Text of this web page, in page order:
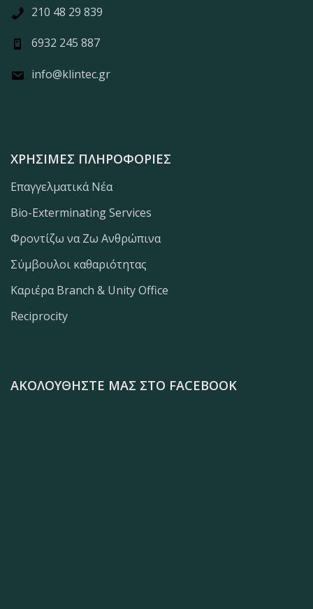
210 48 29 839
6932 245 887
info@klintec.gr
ΧΡΉΣΙΜΕΣ ΠΛΗΡΟΦΟΡΊΕΣ
Επαγγελματικά Νέα
Bio-Exterminating Services
Φροντίζω να Ζω Ανθρώπινα
Σύμβουλοι καθαριότητας
Καριέρα Branch & Unity Office
Reciprocity
ΑΚΟΛΟΥΘΉΣΤΕ ΜΑΣ ΣΤΟ FACEBOOK